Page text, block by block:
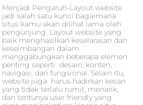
Menjadi Pengaruh-Layout website
jadi salah satu kunci bagaimana
situs kamu akan dilihat lama oleh
pengunjung. Layout website yang
baik menghasilkan keselarasan dan
keseimbangan dalam
menggabungkan beberapa elemen
penting seperti desain, konten,
navigasi, dan fungsional. Selain itu,
website juga harus hadirkan kesan
yang tidak terlalu rumit, menarik,
dan tentunya user friendly yang